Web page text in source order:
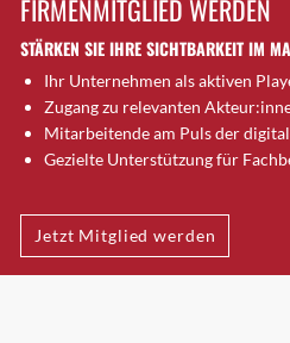
Brugg AG
Brütten
Bubendorf
Bubikon
Buchs (SG)
Bäretswil
Bülach
Cazis
FIRMENMITGLIED WERDEN
STÄRKEN SIE IHRE SICHTBARKEIT IM
Ihr Unternehmen als aktiven
Zugang zu relevanten
Mitarbeitende am Puls der
Gezielte Unterstützung für
Jetzt Mitglied werden